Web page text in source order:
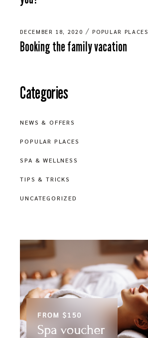
DECEMBER 18, 2020 POPULAR PLACES
Booking the family vacation
Categories
NEWS & OFFERS
POPULAR PLACES
SPA & WELLNESS
TIPS & TRICKS
UNCATEGORIZED